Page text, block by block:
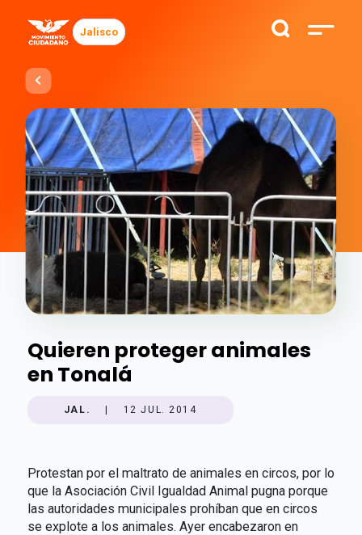
Jalisco
Quieren proteger animales
en Tonalá
JAL. 12 JUL. 2014
Protestan por el maltrato de animales en circos, por lo
que la Asociación Civil Igualdad Animal pugna porque
las autoridades municipales prohíban que en circos
se explote a los animales. Ayer encabezaron en